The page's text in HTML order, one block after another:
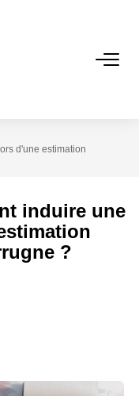
d'une estimation
induire une
?